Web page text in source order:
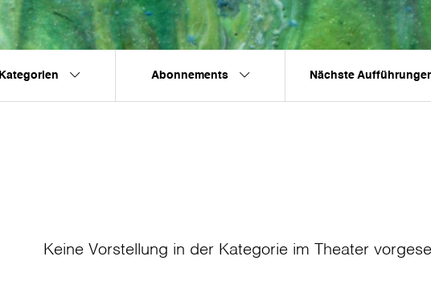
Kategorien Abonnements Nächste
Keine Vorstellung in der Kategorie im Theater